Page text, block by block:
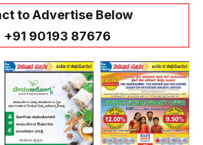
to Advertise Below
+91 90193 87676